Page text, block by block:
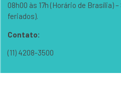
08h00 às 17h (Horário de Brasília)
feriados).
Contato:
(11) 4208-3500